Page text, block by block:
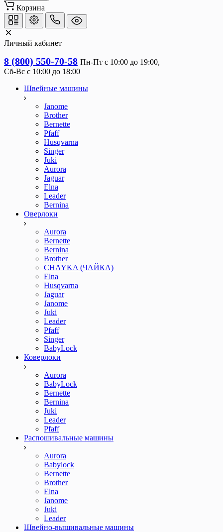
Корзина
Личный кабинет
8 (800) 550-70-58 Пн-Пт с 10:00 до 19:00,
Сб-Вс с 10:00 до 18:00
Швейные машины
Janome
Brother
Bernette
Pfaff
Husqvarna
Singer
Juki
Aurora
Jaguar
Elna
Leader
Bernina
Оверлоки
Aurora
Bernette
Bernina
Brother
CHAYKA (ЧАЙКА)
Elna
Husqvarna
Jaguar
Janome
Juki
Leader
Pfaff
Singer
BabyLock
Коверлоки
Aurora
BabyLock
Bernette
Bernina
Juki
Leader
Pfaff
Распошивальные машины
Aurora
Babylock
Bernette
Brother
Elna
Janome
Juki
Leader
Швейно-вышивальные машины